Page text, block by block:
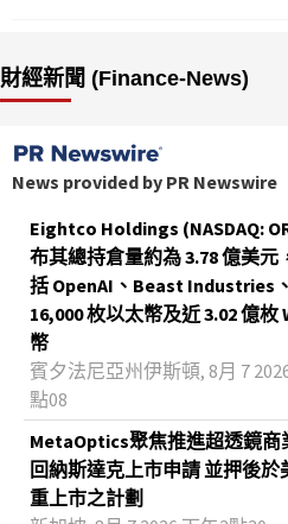
財經新聞 (Finance-News)
News provided by PR Newswire
Eightco Holdings (NASDAQ:
布其總持倉量約為 3.78 億美元
括 OpenAI、Beast Industries
16,000 枚以太幣及近 3.02 億枚
幣
賓夕法尼亞州伊斯頓, 8月 7
點08
MetaOptics聚焦推進超透鏡商
回納斯達克上市申請 並押後於
重上市之計劃